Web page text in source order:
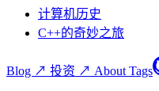
计算机历史
C++的奇妙之旅
Blog ↗ 投资 ↗ About Tags